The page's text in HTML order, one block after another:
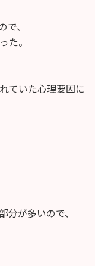
で、
た。
ていた心理要因に
分が多いので、